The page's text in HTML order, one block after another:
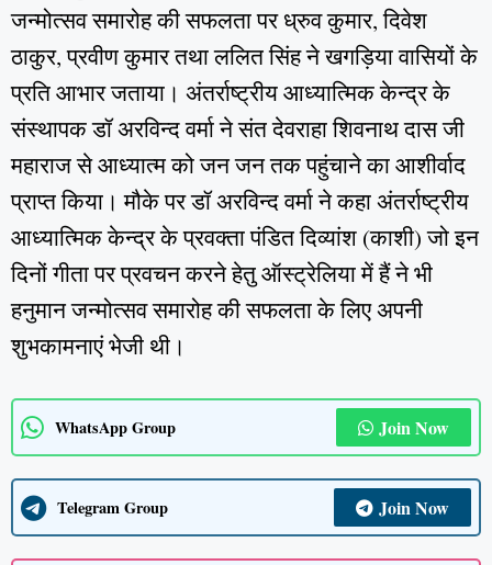
जन्मोत्सव समारोह की सफलता पर ध्रुव कुमार, दिवेश
ठाकुर, प्रवीण कुमार तथा ललित सिंह ने खगड़िया वासियों के
प्रति आभार जताया। अंतर्राष्ट्रीय आध्यात्मिक केन्द्र के
संस्थापक डॉ अरविन्द वर्मा ने संत देवराहा शिवनाथ दास जी
महाराज से आध्यात्म को जन जन तक पहुंचाने का आशीर्वाद
प्राप्त किया। मौके पर डॉ अरविन्द वर्मा ने कहा अंतर्राष्ट्रीय
आध्यात्मिक केन्द्र के प्रवक्ता पंडित दिव्यांश (काशी) जो इन
दिनों गीता पर प्रवचन करने हेतु ऑस्ट्रेलिया में हैं ने भी
हनुमान जन्मोत्सव समारोह की सफलता के लिए अपनी
शुभकामनाएं भेजी थी।
WhatsApp Group Join Now
Telegram Group Join Now